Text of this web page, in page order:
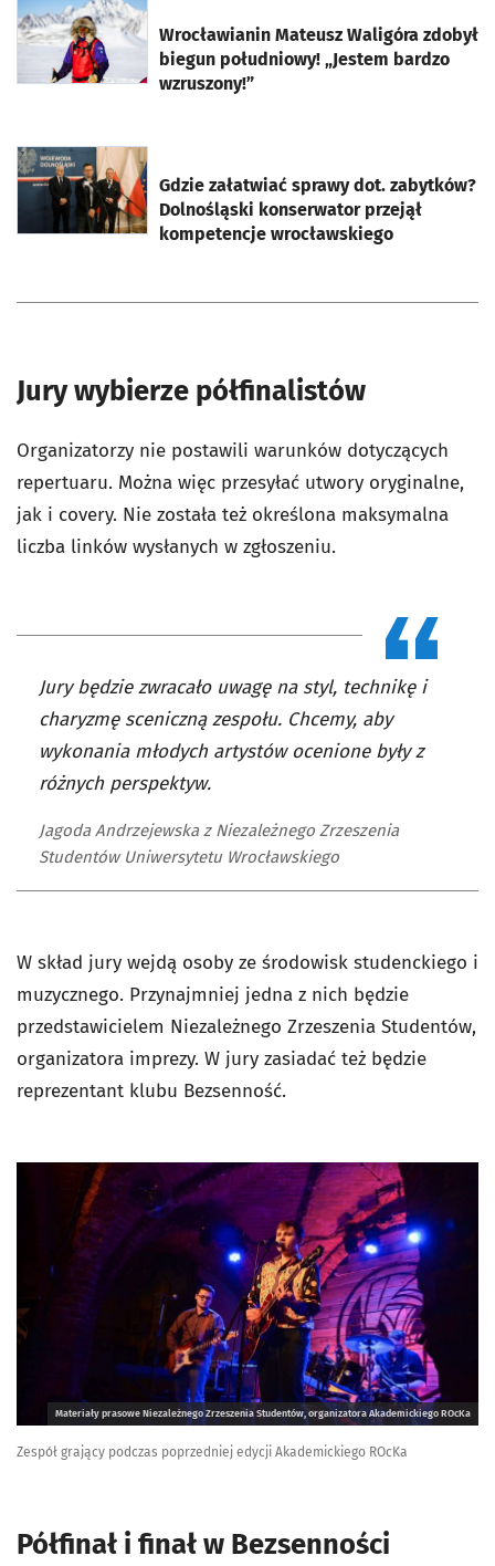
Wrocławianin Mateusz Waligóra zdobył
biegun południowy! „Jestem bardzo
wzruszony!”
otworzy się w nowej karcie
Gdzie załatwiać sprawy dot. zabytków?
Dolnośląski konserwator przejął
kompetencje wrocławskiego
otworzy się w nowej karcie
Jury wybierze półfinalistów
Organizatorzy nie postawili warunków dotyczących
repertuaru. Można więc przesyłać utwory oryginalne,
jak i covery. Nie została też określona maksymalna
liczba linków wysłanych w zgłoszeniu.
Jury będzie zwracało uwagę na styl, technikę i
charyzmę sceniczną zespołu. Chcemy, aby
wykonania młodych artystów ocenione były z
różnych perspektyw.
Jagoda Andrzejewska z Niezależnego Zrzeszenia
Studentów Uniwersytetu Wrocławskiego
W skład jury wejdą osoby ze środowisk studenckiego i
muzycznego. Przynajmniej jedna z nich będzie
przedstawicielem Niezależnego Zrzeszenia Studentów,
organizatora imprezy. W jury zasiadać też będzie
reprezentant klubu Bezsenność.
Materiały prasowe Niezależnego Zrzeszenia Studentów, organizatora Akademickiego ROcKa
Zespół grający podczas poprzedniej edycji Akademickiego ROcKa
Półfinał i finał w Bezsenności